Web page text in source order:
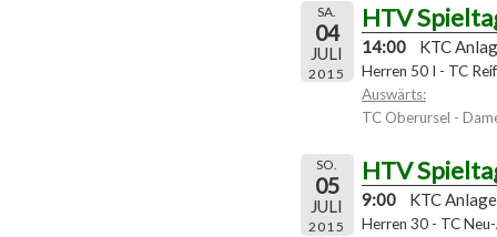
SA.
04
JULI
2015
HTV
14:00 KTC
Herren 50 I - TC
Auswärts:
TC Oberursel -
SO.
05
JULI
2015
HTV
9:00 KTC Anlage
Herren 30 - TC